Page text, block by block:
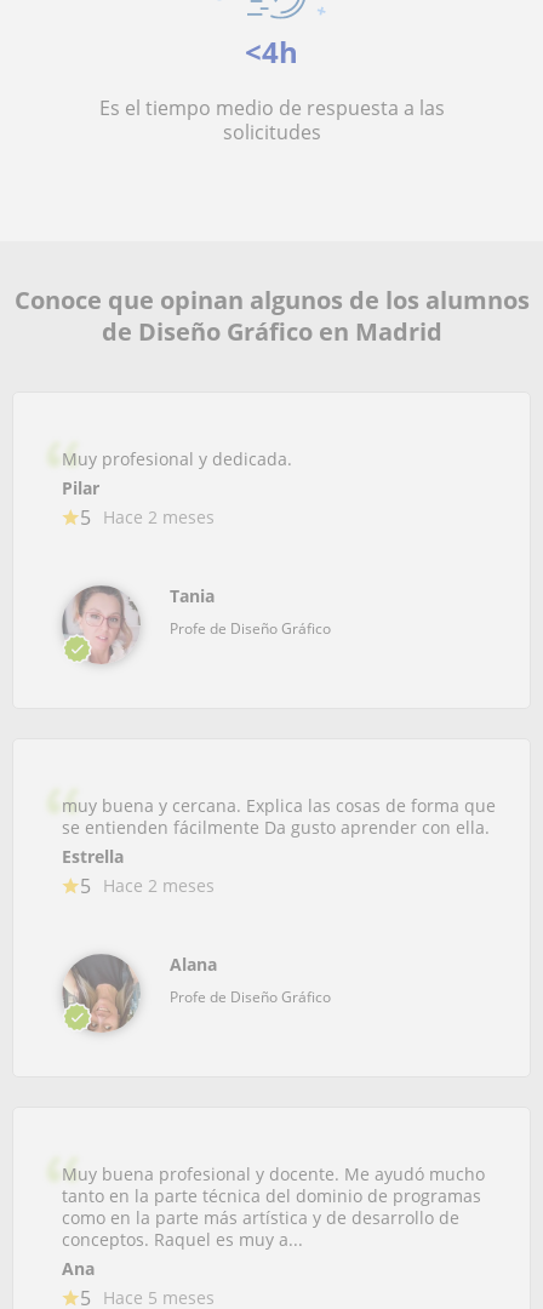
<4h
Es el tiempo medio de respuesta a las
solicitudes
Conoce que opinan algunos de los alumnos
de Diseño Gráfico en Madrid
Muy profesional y dedicada.
Pilar
5 Hace 2 meses
Tania
Profe de Diseño Gráfico
muy buena y cercana. Explica las cosas de forma que
se entienden fácilmente Da gusto aprender con ella.
Estrella
5 Hace 2 meses
Alana
Profe de Diseño Gráfico
Muy buena profesional y docente. Me ayudó mucho
tanto en la parte técnica del dominio de programas
como en la parte más artística y de desarrollo de
conceptos. Raquel es muy a...
Ana
5 Hace 5 meses